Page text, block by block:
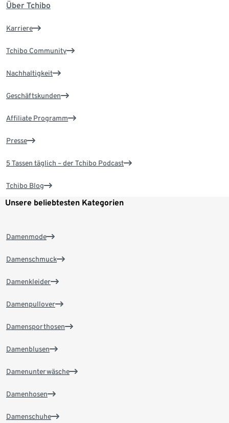
Über Tchibo
Karriere
Tchibo Community
Nachhaltigkeit
Geschäftskunden
Affiliate Programm
Presse
5 Tassen täglich – der Tchibo Podcast
Tchibo Blog
Unsere beliebtesten Kategorien
Damenmode
Damenschmuck
Damenkleider
Damenpullover
Damensporthosen
Damenblusen
Damenunterwäsche
Damenhosen
Damenschuhe